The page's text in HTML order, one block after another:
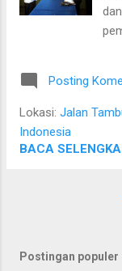
Posting
Lokasi: Jalan
Indonesia
BACA
Postingan populer